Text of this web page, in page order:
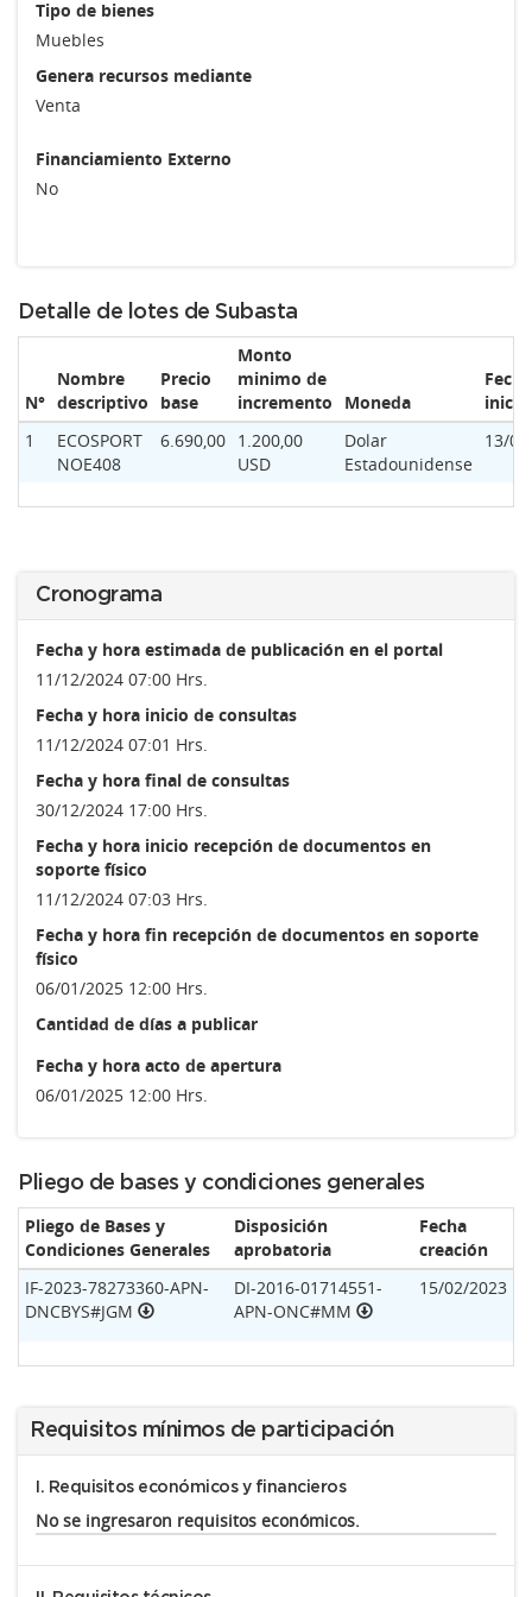
Tipo de bienes
Muebles
Genera recursos mediante
Venta
Financiamiento Externo
No
Detalle de lotes de Subasta
N°
Nombre
descriptivo
Precio
base
Monto
minimo de
incremento
Moneda
inicio
1
ECOSPORT
NOE408
6.690,00 1.200,00
USD
Dolar
Estadounidense
13/
Cronograma
Fecha y hora estimada de publicación en el portal
11/12/2024 07:00 Hrs.
Fecha y hora inicio de consultas
11/12/2024 07:01 Hrs.
Fecha y hora final de consultas
30/12/2024 17:00 Hrs.
Fecha y hora inicio recepción de documentos en
soporte físico
11/12/2024 07:03 Hrs.
Fecha y hora fin recepción de documentos en soporte
físico
06/01/2025 12:00 Hrs.
Cantidad de días a publicar
Fecha y hora acto de apertura
06/01/2025 12:00 Hrs.
Pliego de bases y condiciones generales
Pliego de Bases y
Condiciones Generales
Disposición
aprobatoria
Fecha
creación
IF-2023-78273360-APN-
DNCBYS#JGM
DI-2016-01714551-
APN-ONC#MM
15/02/2023
Requisitos mínimos de participación
I. Requisitos económicos y financieros
No se ingresaron requisitos económicos.